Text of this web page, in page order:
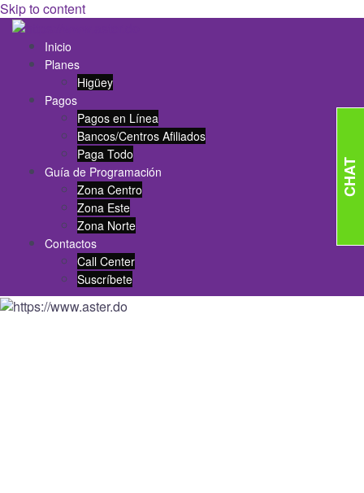
Skip to content
Inicio
Planes
Higüey
Pagos
Pagos en Línea
Bancos/Centros Afiliados
Paga Todo
Guía de Programación
Zona Centro
Zona Este
Zona Norte
Contactos
Call Center
Suscríbete
CHAT